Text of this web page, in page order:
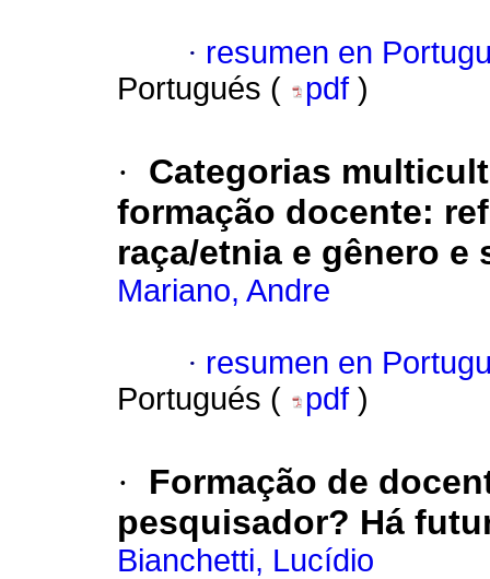
· resumen en
Portugués (
pdf )
·
Categorias
formação docente:
raça/etnia e gênero e
Mariano, Andre
· resumen en
Portugués (
pdf )
·
Formação de
pesquisador? Há
Bianchetti, Lucídio